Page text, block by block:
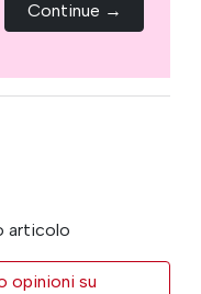
Continue →
articolo
opinioni su